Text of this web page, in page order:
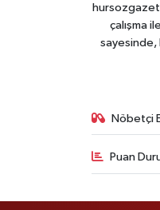
çalışma
sayesinde,
Nöbetçi
Puan